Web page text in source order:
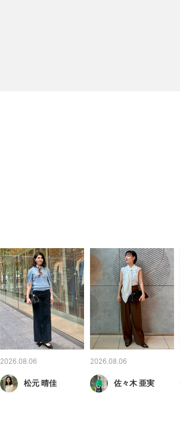
2026.08.06
松元 晴佳
2026.08.06
佐々木 亜実